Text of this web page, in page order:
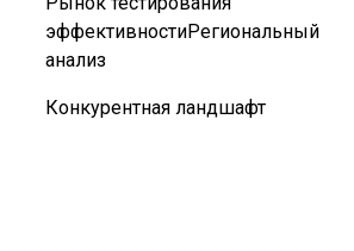
эффективностиРегиональный
анализ
Конкурентная ландшафт